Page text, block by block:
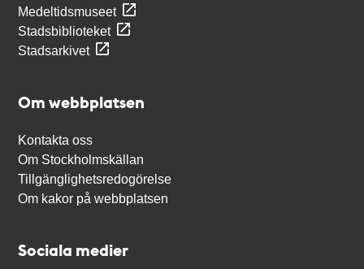
Medeltidsmuseet
Stadsbiblioteket
Stadsarkivet
Om webbplatsen
Kontakta oss
Om Stockholmskällan
Tillgänglighetsredogörelse
Om kakor på webbplatsen
Sociala medier